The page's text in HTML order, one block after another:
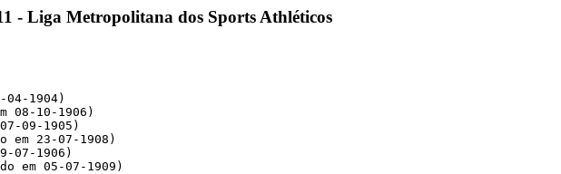
- Liga Metropolitana dos Sports Athléticos
04-1904)
08-10-1906)
07-09-1905)
em 23-07-1908)
07-1906)
em 05-07-1909)